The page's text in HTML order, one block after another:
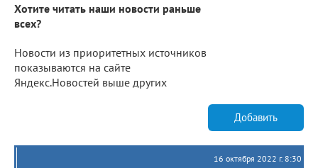
Хотите читать наши новости раньше
всех?
Новости из приоритетных источников
показываются на сайте
Яндекс.Новостей выше других
Добавить
16 октября 2022 г. 8:30